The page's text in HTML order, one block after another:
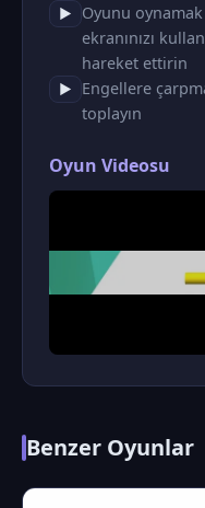
▶
Oyunu
ekranınızı
hareket ettirin
▶
Engellere
toplayın
Oyun Videosu
Benzer Oyunlar